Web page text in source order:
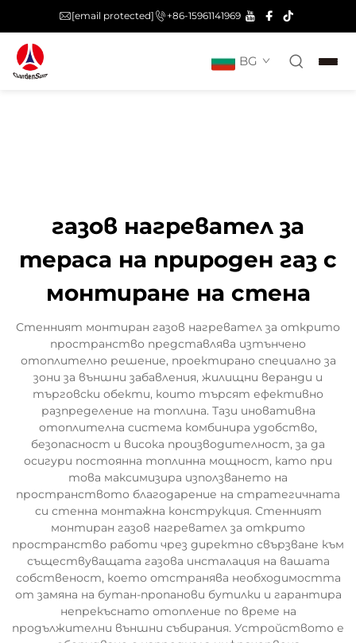
[email protected] +86-15961141969
BG
газов нагревател за
тераса на природен газ с
монтиране на стена
Стенният монтиран газов нагревател за открито
пространство представлява изтънчено
отоплително решение, проектирано специално за
зони за външни забавления, жилищни веранди и
търговски обекти, които търсят ефективно
разпределение на топлина. Тази иновативна
отоплителна система комбинира удобство,
безопасност и висока производителност, за да
осигури постоянна топлинна мощност, като при
това максимизира използването на
пространството благодарение на стратегичната
си стенна монтажна конструкция. Стенният
монтиран газов нагревател за открито
пространство работи чрез директно свързване към
съществуващата газова инсталация на вашата
собственост, което отстранява необходимостта
от замяна на бутан-пропанови бутилки и гарантира
непрекъснато отопление по време на
продължителни външни събирания. Устройството е